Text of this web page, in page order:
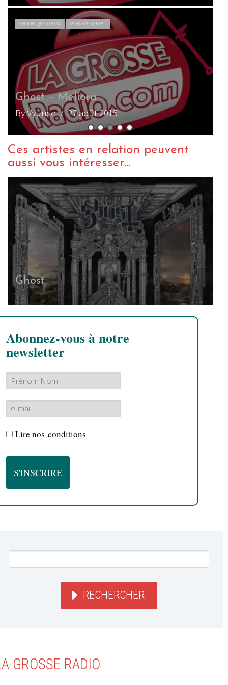
CHRONIQUE METAL WEBZINE METAL
Ghost – Meliora
By Vyuuse/ 27 août 2015
Ces artistes en relation peuvent
aussi vous intéresser...
Ghost
Abonnez-vous à notre
newsletter
Lire nos conditions
RECHERCHER
GROSSE RADIO